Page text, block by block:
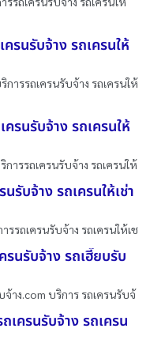
รนรับจ้าง รถเครนให้
ารรถเครนรับจ้าง รถเครนให้
รนรับจ้าง รถเครนให้
ารรถเครนรับจ้าง รถเครนให้
รับจ้าง รถเครนให้เช่า
รรถเครนรับจ้าง รถเครนให้เช
รนรับจ้าง รถเฮี๊ยบรับ
จ้าง.com บริการ รถเครนรับจ้
เครนรับจ้าง รถเครน